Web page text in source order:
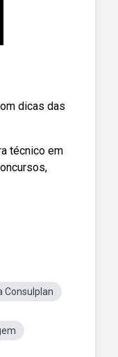
dicas das
técnico em
Consulplan